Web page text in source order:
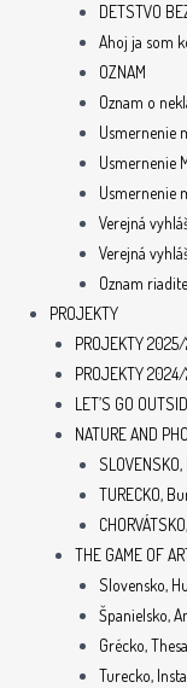
DETSTVO
Ahoj ja som
OZNAM
Oznam o
Usmernenie
Usmernenie
Usmernenie
Verejná
Verejná
Oznam
PROJEKTY
PROJEKTY
PROJEKTY
LET’S GO
NATURE AND
SLOVENSKO,
TURECKO,
THE GAME OF
Slovensko,
Španielsko,
Grécko,
Turecko,